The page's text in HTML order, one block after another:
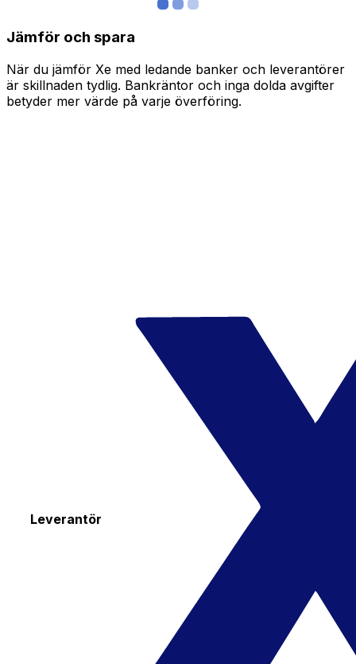
Jämför och spara
När du jämför Xe med ledande banker och leverantörer
är skillnaden tydlig. Bankräntor och inga dolda avgifter
betyder mer värde på varje överföring.
Leverantör